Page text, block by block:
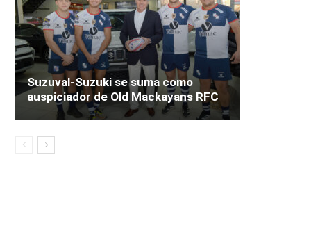
Suzuval-Suzuki se suma como
auspiciador de Old Mackayans RFC